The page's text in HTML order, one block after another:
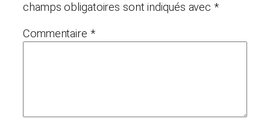
champs obligatoires sont indiqués avec*
Commentaire *